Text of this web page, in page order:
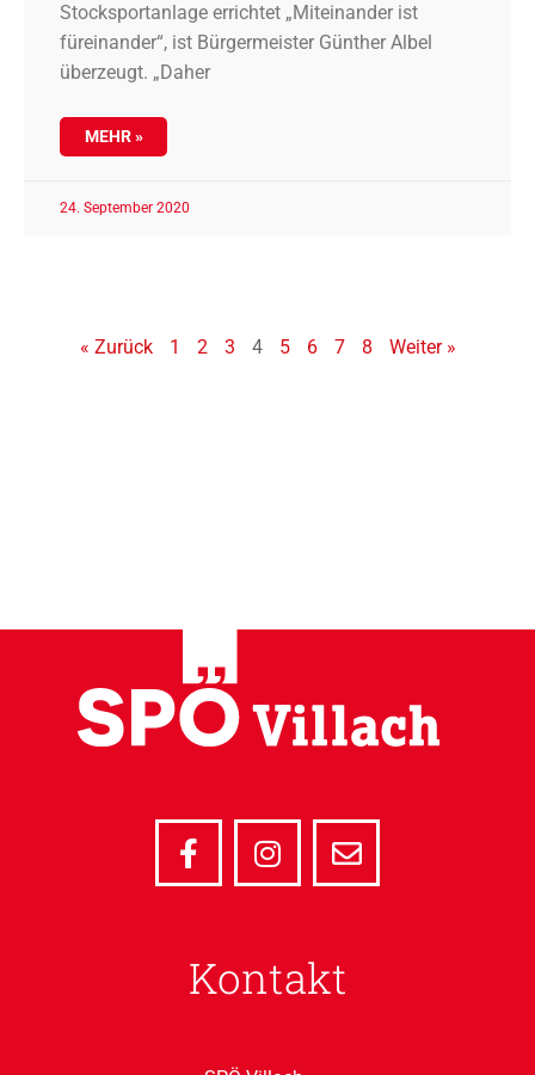
Stocksportanlage errichtet „Miteinander ist
füreinander“, ist Bürgermeister Günther Albel
überzeugt. „Daher
MEHR »
24. September 2020
« Zurück 1 2 3 4 5 6 7 8 Weiter »
Kontakt